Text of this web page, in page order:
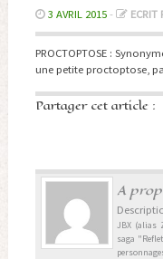
3 AVRIL 2015- ECRIT
PROCTOPTOSE :
une petite proctoptose,
Partager cet article :
A
JBX (alias
saga